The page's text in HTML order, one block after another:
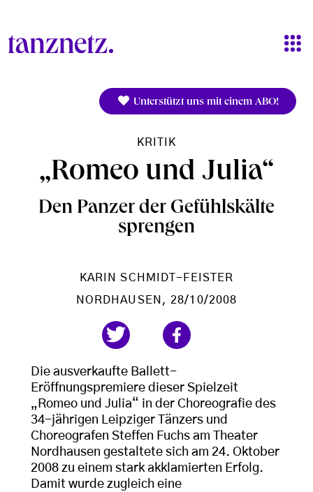
Unterstützt uns mit einem ABO!
KRITIK
„Romeo und Julia“
Den Panzer der Gefühlskälte
sprengen
KARIN SCHMIDT-FEISTER
NORDHAUSEN , 28/10/2008
Die ausverkaufte Ballett-
Eröffnungspremiere dieser Spielzeit
„Romeo und Julia“ in der Choreografie des
34-jährigen Leipziger Tänzers und
Choreografen Steffen Fuchs am Theater
Nordhausen gestaltete sich am 24. Oktober
2008 zu einem stark akklamierten Erfolg.
Damit wurde zugleich eine